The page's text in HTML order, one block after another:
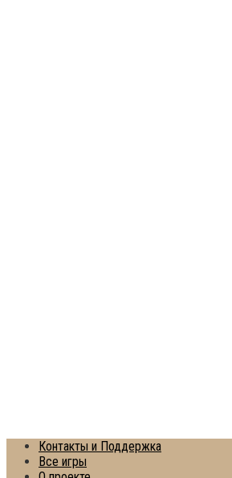
Контакты и Поддержка
Все игры